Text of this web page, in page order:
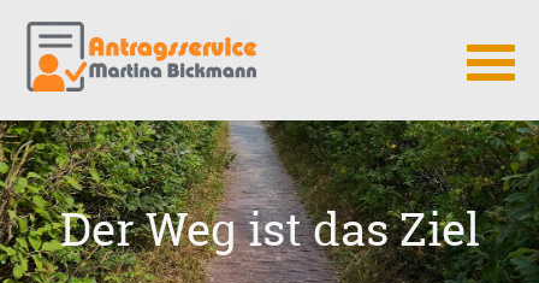
Navigation
überspringen
Der Weg ist das Ziel